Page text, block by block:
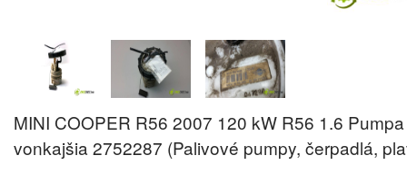
MINI COOPER R56 2007 120 kW R56 1.6
vonkajšia 2752287 (Palivové pumpy, čerpadlá,